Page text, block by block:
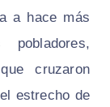
a hace más
cruzaron
estrecho de